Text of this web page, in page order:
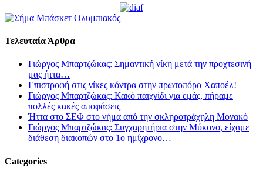
Τελευταία Άρθρα
Γιώργος Μπαρτζώκας: Σημαντική νίκη μετά την προχτεσινή
μας ήττα…
Επιστροφή στις νίκες κόντρα στην πρωτοπόρο Χαποέλ!
Γιώργος Μπαρτζώκας: Κακό παιχνίδι για εμάς, πήραμε
πολλές κακές αποφάσεις
Ήττα στο ΣΕΦ στο νήμα από την σκληροτράχηλη Μονακό
Γιώργος Μπαρτζώκας: Συγχαρητήρια στην Μύκονο, είχαμε
διάθεση διακοπών στο 1ο ημίχρονο…
Categories